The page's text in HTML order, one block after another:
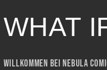
WHAT
Willkommen bei Nebula